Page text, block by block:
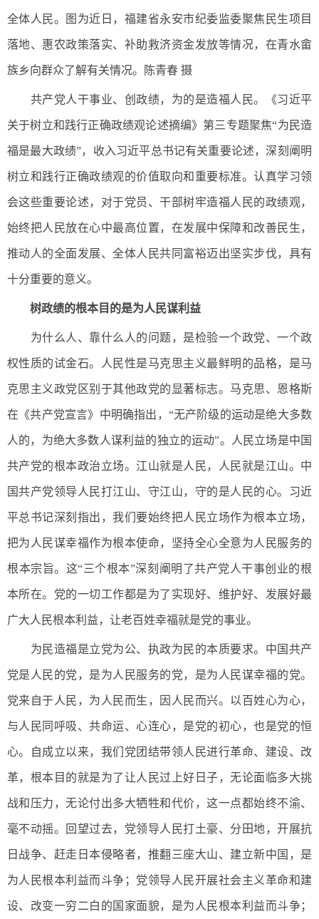
全体人民。图为近日，福建省永安市纪委监委聚焦民生项目
落地、惠农政策落实、补助救济资金发放等情况，在青水畲
族乡向群众了解有关情况。陈青春 摄
共产党人干事业、创政绩，为的是造福人民。《习近平
关于树立和践行正确政绩观论述摘编》第三专题聚焦“为民造
福是最大政绩”，收入习近平总书记有关重要论述，深刻阐明
树立和践行正确政绩观的价值取向和重要标准。认真学习领
会这些重要论述，对于党员、干部树牢造福人民的政绩观，
始终把人民放在心中最高位置，在发展中保障和改善民生，
推动人的全面发展、全体人民共同富裕迈出坚实步伐，具有
十分重要的意义。
树政绩的根本目的是为人民谋利益
为什么人、靠什么人的问题，是检验一个政党、一个政
权性质的试金石。人民性是马克思主义最鲜明的品格，是马
克思主义政党区别于其他政党的显著标志。马克思、恩格斯
在《共产党宣言》中明确指出，“无产阶级的运动是绝大多数
人的，为绝大多数人谋利益的独立的运动”。人民立场是中国
共产党的根本政治立场。江山就是人民，人民就是江山。中
国共产党领导人民打江山、守江山，守的是人民的心。习近
平总书记深刻指出，我们要始终把人民立场作为根本立场，
把为人民谋幸福作为根本使命，坚持全心全意为人民服务的
根本宗旨。这“三个根本”深刻阐明了共产党人干事创业的根
本所在。党的一切工作都是为了实现好、维护好、发展好最
广大人民根本利益，让老百姓幸福就是党的事业。
为民造福是立党为公、执政为民的本质要求。中国共产
党是人民的党，是为人民服务的党，是为人民谋幸福的党。
党来自于人民，为人民而生，因人民而兴。以百姓心为心，
与人民同呼吸、共命运、心连心，是党的初心，也是党的恒
心。自成立以来，我们党团结带领人民进行革命、建设、改
革，根本目的就是为了让人民过上好日子，无论面临多大挑
战和压力，无论付出多大牺牲和代价，这一点都始终不渝、
毫不动摇。回望过去，党领导人民打土豪、分田地，开展抗
日战争、赶走日本侵略者，推翻三座大山、建立新中国，是
为人民根本利益而斗争；党领导人民开展社会主义革命和建
设、改变一穷二白的国家面貌，是为人民根本利益而斗争；